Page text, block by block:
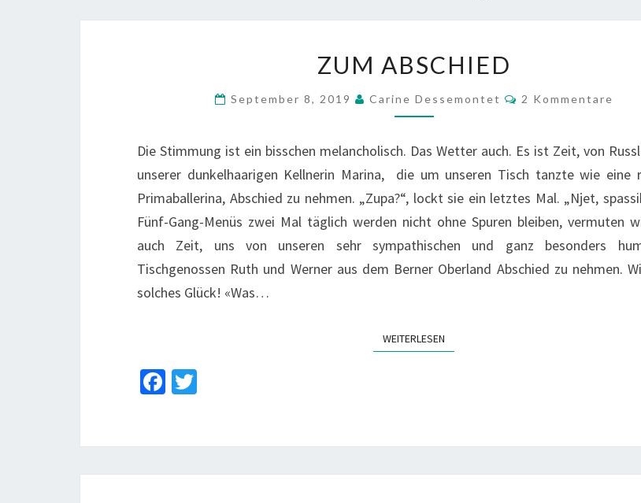
ABSCHIED
ZUM ABSCHIED
September 8, 2019 Carine Dessemontet Kommentare
2 Kommentare
Die Stimmung ist ein bisschen melancholisch. Das Wetter auch. Es ist Zeit, von
unserer dunkelhaarigen Kellnerin Marina, die um unseren Tisch tanzte wie eine
Primaballerina, Abschied zu nehmen. „Zupa?“, lockt sie ein letztes Mal. „Njet,
Fünf-Gang-Menüs zwei Mal täglich werden nicht ohne Spuren bleiben, vermuten
auch Zeit, uns von unseren sehr sympathischen und ganz besonders
Tischgenossen Ruth und Werner aus dem Berner Oberland Abschied zu nehmen.
solches Glück! «Was…
WEITERLESEN
Fa
o
o
er